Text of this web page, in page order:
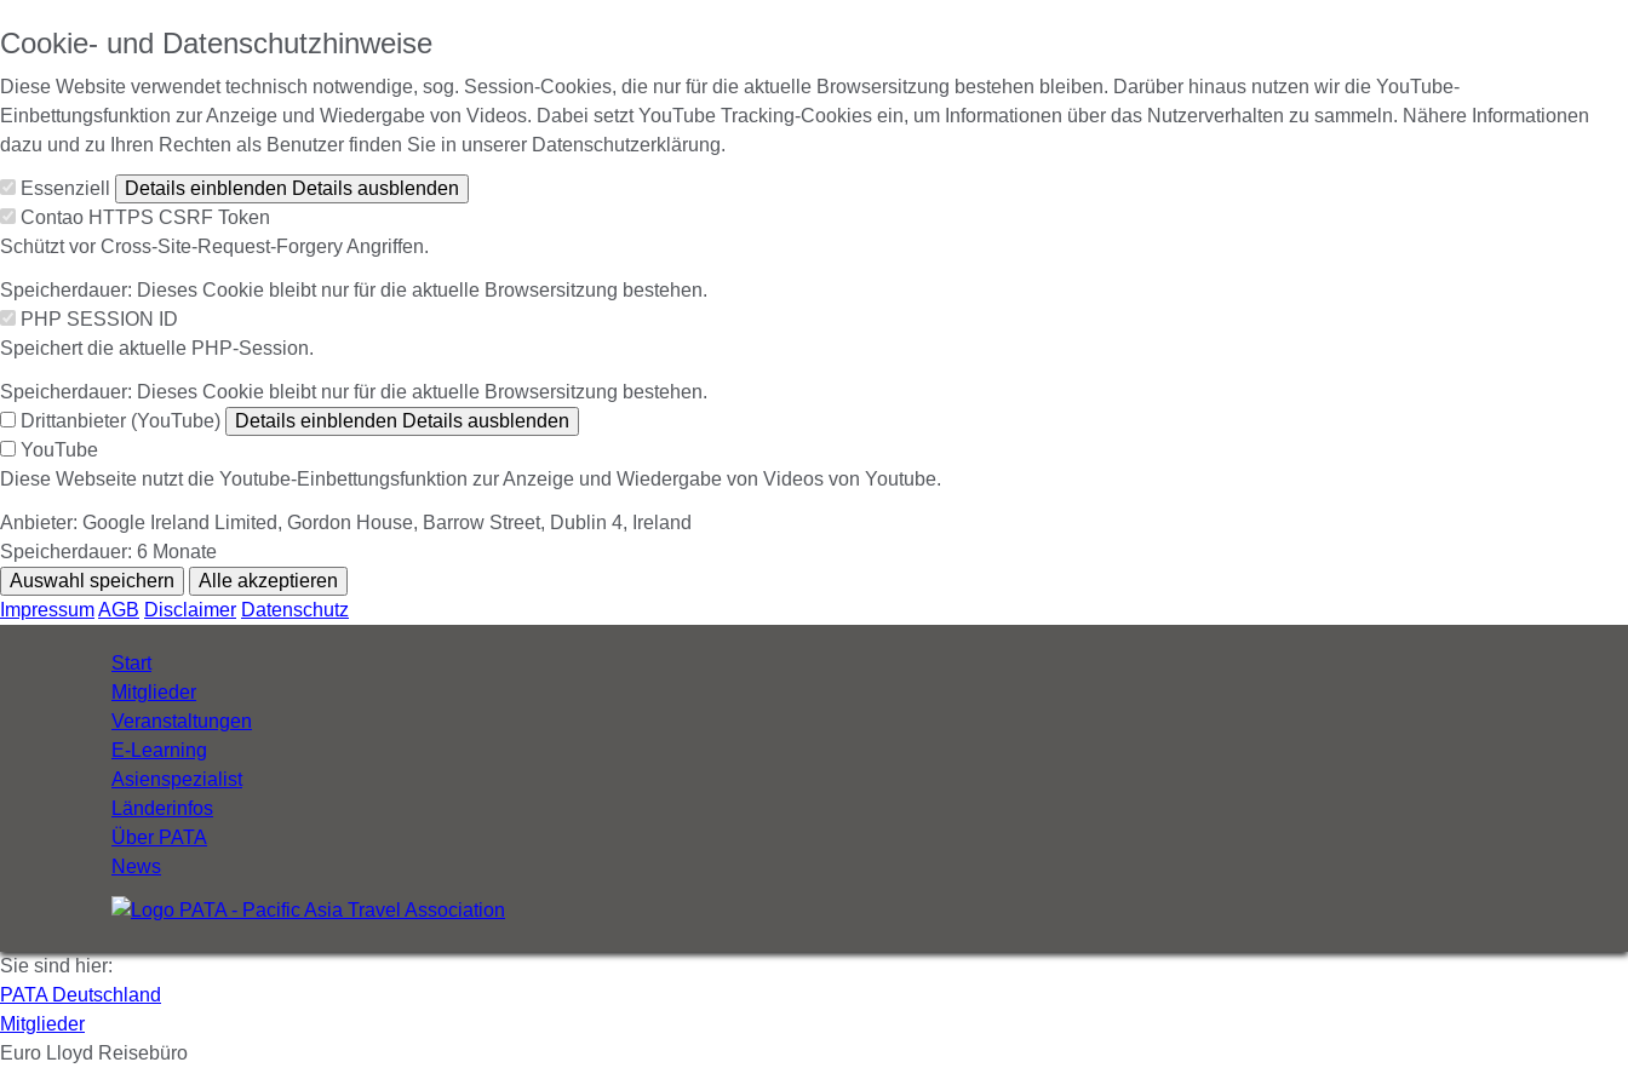
Cookie- und Datenschutzhinweise
Diese Website verwendet technisch notwendige, sog. Session-Cookies, die nur für die aktuelle Browsersitzung bestehen bleiben. Darüber hinaus nutzen wir die YouTube-
Einbettungsfunktion zur Anzeige und Wiedergabe von Videos. Dabei setzt YouTube Tracking-Cookies ein, um Informationen über das Nutzerverhalten zu sammeln. Nähere Informationen
dazu und zu Ihren Rechten als Benutzer finden Sie in unserer Datenschutzerklärung.
Essenziell Details einblenden Details ausblenden
Contao HTTPS CSRF Token
Schützt vor Cross-Site-Request-Forgery Angriffen.
Speicherdauer: Dieses Cookie bleibt nur für die aktuelle Browsersitzung bestehen.
PHP SESSION ID
Speichert die aktuelle PHP-Session.
Speicherdauer: Dieses Cookie bleibt nur für die aktuelle Browsersitzung bestehen.
Drittanbieter (YouTube)
Details einblenden Details ausblenden
YouTube
Diese Webseite nutzt die Youtube-Einbettungsfunktion zur Anzeige und Wiedergabe von Videos von Youtube.
Anbieter: Google Ireland Limited, Gordon House, Barrow Street, Dublin 4, Ireland
Speicherdauer: 6 Monate
Auswahl speichern
Alle akzeptieren
ImpressumAGB Disclaimer Datenschutz
Navigation
überspringen
Start
Mitglieder
Veranstaltungen
E-Learning
Asienspezialist
Länderinfos
Über PATA
News
Sie sind hier:
PATA Deutschland
Mitglieder
Euro Lloyd Reisebüro